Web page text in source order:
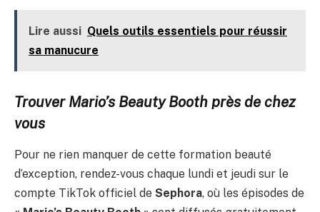
Lire aussi Quels outils essentiels pour réussir
sa manucure
Trouver Mario’s Beauty Booth près de chez
vous
Pour ne rien manquer de cette formation beauté
d’exception, rendez-vous chaque lundi et jeudi sur le
compte TikTok officiel de Sephora, où les épisodes de